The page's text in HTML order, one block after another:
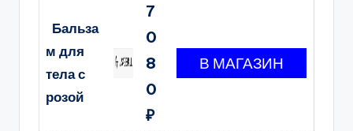
Бальза
м для
тела с
розой
7
0
8
0
₽